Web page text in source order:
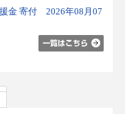
金 寄付 2026年08月07